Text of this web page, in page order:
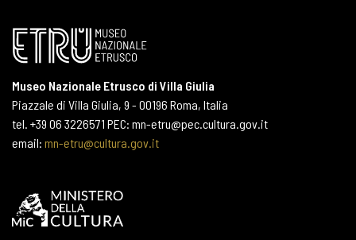
Museo Nazionale Etrusco di Villa Giulia
Piazzale di Villa Giulia, 9 - 00196 Roma, Italia
tel. +39 06 3226571 PEC: mn-etru@pec.cultura.gov.it
email: mn-etru@cultura.gov.it